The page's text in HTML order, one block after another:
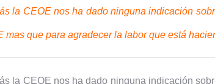
la CEOE nos ha dado ninguna indicación
mas que para agradecer la labor que está
la CEOE nos ha dado ninguna indicación